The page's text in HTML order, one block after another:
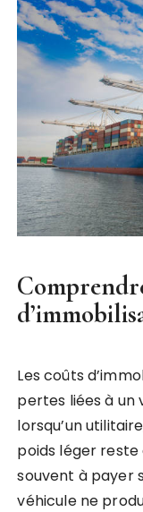
Les coûts
pertes liées à un
lorsqu’un
poids léger reste
souvent à payer
véhicule ne